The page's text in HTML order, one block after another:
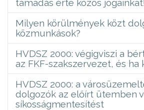
támadás érte közös jogainkat!
Milyen körülmények közt
közmunkások?
HVDSZ 2000: végigviszi a
az FKF-szakszervezet, és ha
HVDSZ 2000: a
dolgozók az előírt ütemben
síkosságmentesítést